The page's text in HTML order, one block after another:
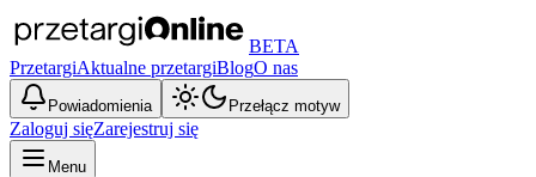
BETA
PrzetargiAktualne przetargiBlogO nas
Powiadomienia Przełącz motyw
Zaloguj sięZarejestruj się
Menu